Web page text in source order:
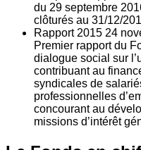
du 29 septembre
clôturés au 31/12/
Rapport 2015 24
Premier rapport du
dialogue social sur
contribuant au
syndicales de
professionnelles
concourant au
missions d’intérêt